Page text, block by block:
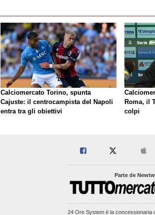
Calciomercato Torino, spunta
Cajuste: il centrocampista del Napoli
entra tra gli obiettivi
Roma, il
colpi
Parte de
24 Ore Systemè la concessionaria